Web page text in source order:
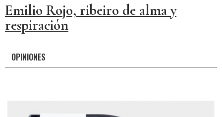
Emilio Rojo, ribeiro de alma y
respiración
OPINIONES